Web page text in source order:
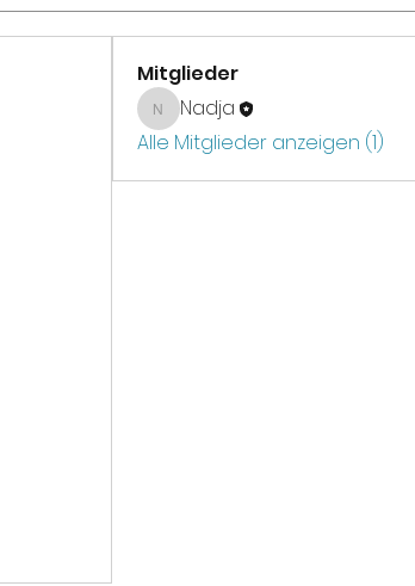
Mitglieder
NadjaNadja
Alle Mitglieder anzeigen (1)